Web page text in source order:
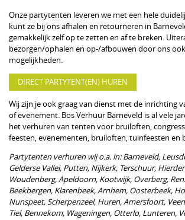
Onze partytenten leveren we met een hele
kunt ze bij ons afhalen en retourneren in
gemakkelijk zelf op te zetten en af te breken.
bezorgen/ophalen en op-/afbouwen door ons
mogelijkheden.
DIRECT PARTYTENT(EN) HUREN
Wij zijn je ook graag van dienst met de inrichting
of evenement. Bos Verhuur Barneveld is al vele
het verhuren van tenten voor bruiloften,
feesten, evenementen, bruiloften, tuinfeesten
Partytenten verhuren wij o.a. in: Barneveld,
Gelderse Vallei, Putten, Nijkerk, Terschuur,
Woudenberg, Apeldoorn, Kootwijk, Overberg,
Beekbergen, Klarenbeek, Arnhem, Oosterbeek,
Nunspeet, Scherpenzeel, Huren, Amersfoort,
Tiel, Bennekom, Wageningen, Otterlo, Lunteren,